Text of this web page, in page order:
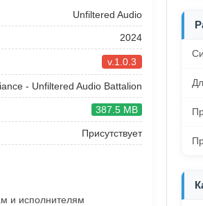
Unfiltered Audio
2024
v.1.0.3
- Unfiltered Audio Battalion
387.5 MB
Присутствует
и исполнителям